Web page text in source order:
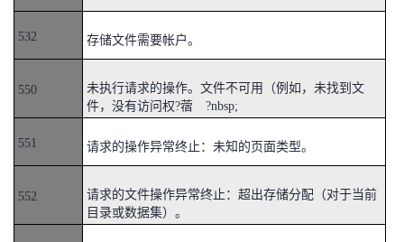
532 存储文件需要帐户。
550
未执行请求的操作。文件不可用（例如，未找到文
件，没有访问权?蓿 ?nbsp;
551 请求的操作异常终止：未知的页面类型。
552
请求的文件操作异常终止：超出存储分配（对于当前
目录或数据集）。